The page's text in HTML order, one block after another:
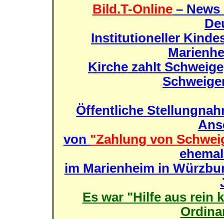
Bild.T-Online– News
Institutioneller
Kirche zahlt
Öffentliche
von "Zahlung von
im Marienheim in
Es war "Hilfe aus rein